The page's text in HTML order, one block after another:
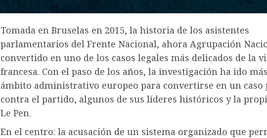
Tomada en Bruselas en 2015, la historia de los asistentes
parlamentarios del Frente Nacional, ahora Agrupación
convertido en uno de los casos legales más delicados de la
francesa. Con el paso de los años, la investigación ha ido
ámbito administrativo europeo para convertirse en un caso
contra el partido, algunos de sus líderes históricos y la
Le Pen.
En el centro: la acusación de un sistema organizado que